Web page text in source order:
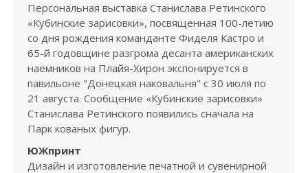
Персональная выставка Станислава Ретинского
«Кубинские зарисовки», посвященная 100-летию
со дня рождения команданте Фиделя Кастро и
65-й годовщине разгрома десанта американских
наемников на Плайя-Хирон экспонируется в
павильоне "Донецкая наковальня" с 30 июля по
21 августа. Сообщение «Кубинские зарисовки»
Станислава Ретинского появились сначала на
Парк кованых фигур.
ЮЖпринт
Дизайн и изготовление печатной и сувенирной